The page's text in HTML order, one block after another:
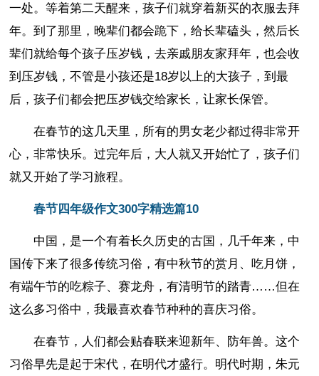
一处。等着第二天醒来，孩子们就穿着新买的衣服去拜
年。到了那里，晚辈们都会跪下，给长辈磕头，然后长
辈们就给每个孩子压岁钱，去亲戚朋友家拜年，也会收
到压岁钱，不管是小孩还是18岁以上的大孩子，到最
后，孩子们都会把压岁钱交给家长，让家长保管。
在春节的这几天里，所有的男女老少都过得非常开
心，非常快乐。过完年后，大人就又开始忙了，孩子们
就又开始了学习旅程。
春节四年级作文300字精选篇10
中国，是一个有着长久历史的古国，几千年来，中
国传下来了很多传统习俗，有中秋节的赏月、吃月饼，
有端午节的吃粽子、赛龙舟，有清明节的踏青……但在
这么多习俗中，我最喜欢春节种种的喜庆习俗。
在春节，人们都会贴春联来迎新年、防年兽。这个
习俗早先是起于宋代，在明代才盛行。明代时期，朱元